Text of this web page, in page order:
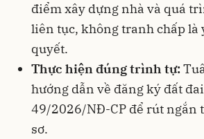
điểm xây dựng nhà và quá
liên tục, không tranh chấp là
quyết.
Thực hiện đúng trình tự:
hướng dẫn về đăng ký đất
49/2026/NĐ-CP để rút ngắn
sơ.